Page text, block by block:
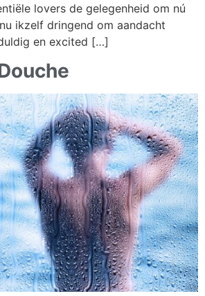
lovers de gelegenheid om nú
ikzelf dringend om aandacht
en excited […]